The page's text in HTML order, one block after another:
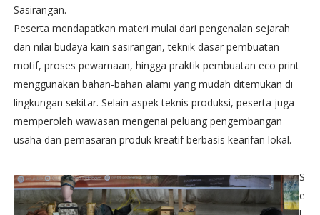
Sasirangan.
Peserta mendapatkan materi mulai dari pengenalan sejarah
dan nilai budaya kain sasirangan, teknik dasar pembuatan
motif, proses pewarnaan, hingga praktik pembuatan eco print
menggunakan bahan-bahan alami yang mudah ditemukan di
lingkungan sekitar. Selain aspek teknis produksi, peserta juga
memperoleh wawasan mengenai peluang pengembangan
usaha dan pemasaran produk kreatif berbasis kearifan lokal.
S
e